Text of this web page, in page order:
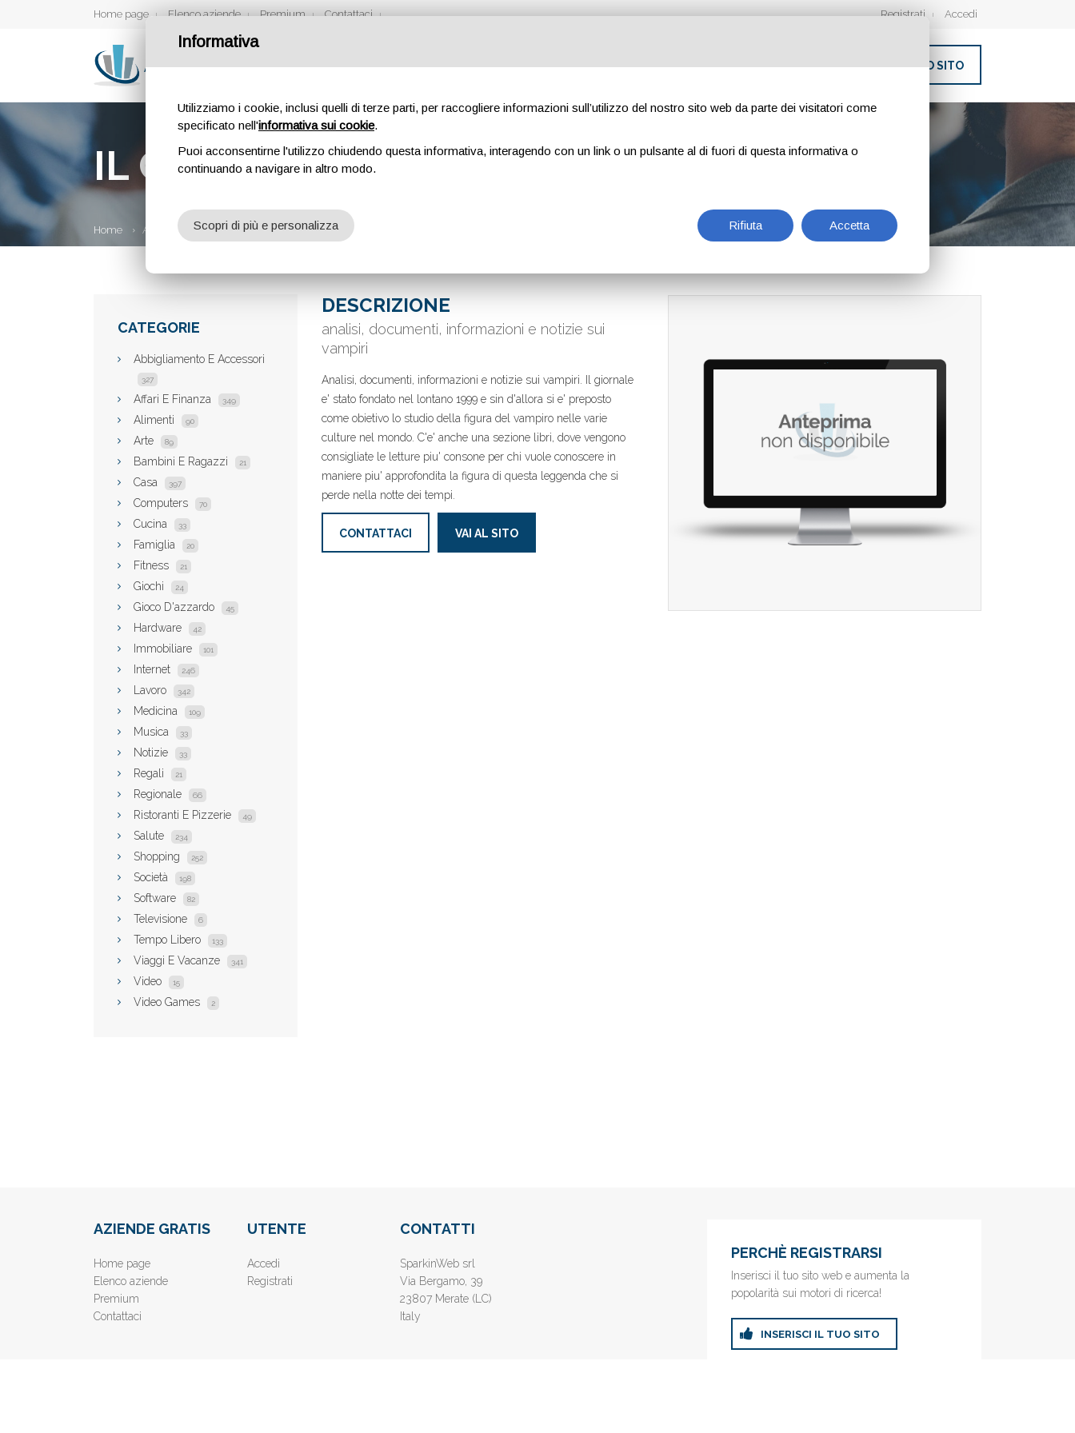
Home page Elenco aziende Premium Contattaci Registrati Accedi
INSERISCI IL TUO SITO
IL GIORNALE DEI VAMPIRI
Home Aziende Il giornale dei vampiri
CATEGORIE
Abbigliamento E Accessori
327
Affari E Finanza 349
Alimenti 90
Arte 89
Bambini E Ragazzi 21
Casa 397
Computers 70
Cucina 33
Famiglia 20
Fitness 21
Giochi 24
Gioco D'azzardo 45
Hardware 42
Immobiliare 101
Internet 246
Lavoro 342
Medicina 109
Musica 33
Notizie 33
Regali 21
Regionale 66
Ristoranti E Pizzerie 49
Salute 234
Shopping 252
Società 198
Software 82
Televisione 6
Tempo Libero 133
Viaggi E Vacanze 341
Video 15
Video Games 2
DESCRIZIONE
analisi, documenti, informazioni e notizie sui
vampiri
Analisi, documenti, informazioni e notizie sui vampiri. Il giornale
e' stato fondato nel lontano 1999 e sin d'allora si e' preposto
come obietivo lo studio della figura del vampiro nelle varie
culture nel mondo. C'e' anche una sezione libri, dove vengono
consigliate le letture piu' consone per chi vuole conoscere in
maniere piu' approfondita la figura di questa leggenda che si
perde nella notte dei tempi.
CONTATTACI VAI AL SITO
AZIENDE GRATIS
Home page
Elenco aziende
Premium
Contattaci
UTENTE
Accedi
Registrati
CONTATTI
SparkinWeb srl
Via Bergamo, 39
23807 Merate (LC)
Italy
PERCHÈ REGISTRARSI
Inserisci il tuo sito web e aumenta la
popolarità sui motori di ricerca!
INSERISCI IL TUO SITO
Informativa
Utilizziamo i cookie, inclusi quelli di terze parti, per raccogliere informazioni sull’utilizzo del nostro sito web da parte dei visitatori come
specificato nell'informativa sui cookie.
Puoi acconsentirne l'utilizzo chiudendo questa informativa, interagendo con un link o un pulsante al di fuori di questa informativa o
continuando a navigare in altro modo.
Rifiuta Accetta
Scopri di più e personalizza